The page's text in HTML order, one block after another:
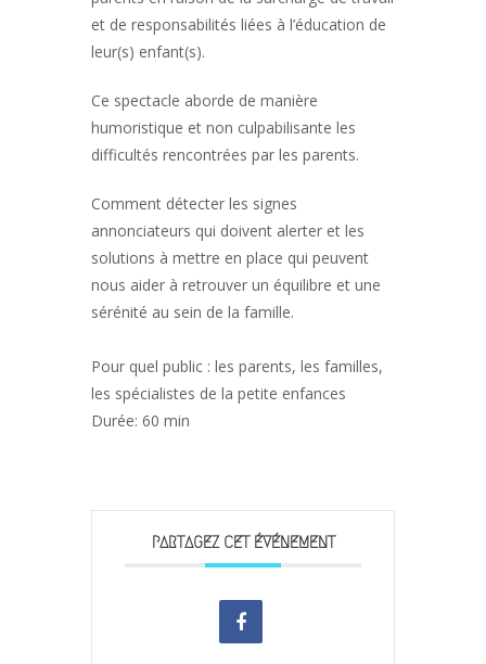
et de responsabilités liées à l’éducation de
leur(s) enfant(s).
Ce spectacle aborde de manière
humoristique et non culpabilisante les
difficultés rencontrées par les parents.
Comment détecter les signes
annonciateurs qui doivent alerter et les
solutions à mettre en place qui peuvent
nous aider à retrouver un équilibre et une
sérénité au sein de la famille.
Pour quel public : les parents, les familles,
les spécialistes de la petite enfances
Durée: 60 min
PARTAGEZ CET ÉVÉNEMENT